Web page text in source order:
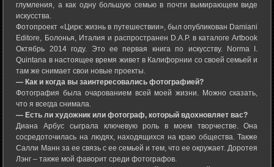
глумления, а как одну большую семью в почти вымирающем виде
искусства.
Фотопроект «Цирк: жизнь в путешествии», был опубликован Damiani
Editore, Болонья, Италия и распространен D.A.P. в каталоге Artbook
Октябрь 2014 году. Это ее первая книга по искусству. Norma I.
Quintana в настоящее время живет в Калифорнии со своей семьей и
там же снимает свои новые проекты.
— Как и когда вы заинтересовались фотографией?
Фотография была очарованием всей моей жизни. Можно сказать,
что я всегда снимала.
— Есть ли художник или фотограф, который вдохновляет вас?
Диана Арбус сыграла ключевую роль в моем творчестве. Она
сосредоточилась на людях, находящихся на краю общества. Также
Салли Манн за ее связь с ее семьей и тем, что ее окружает. Доротея
Лэнг – также мой фаворит среди фотографов.